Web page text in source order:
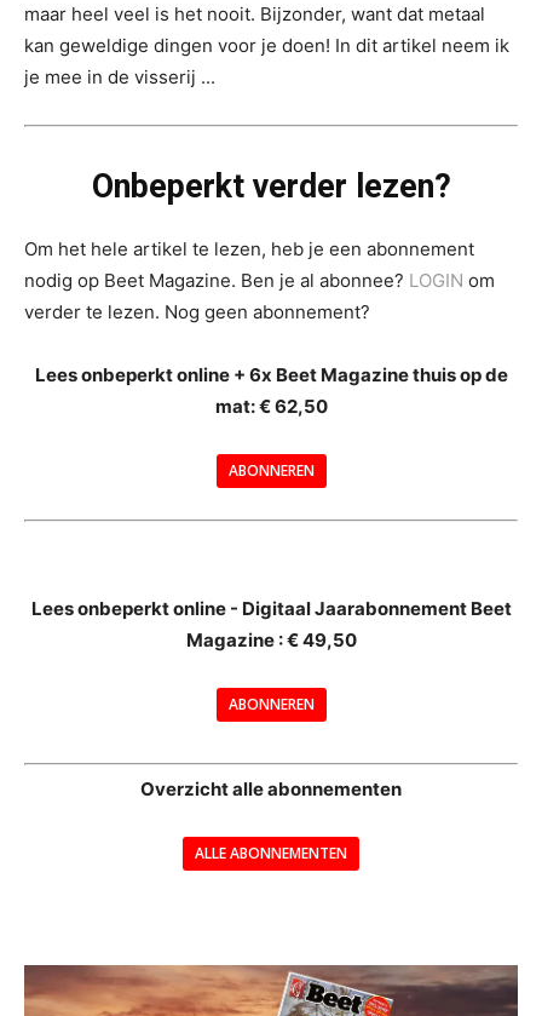
maar heel veel is het nooit. Bijzonder, want dat metaal
kan geweldige dingen voor je doen! In dit artikel neem ik
je mee in de visserij ...
Onbeperkt verder lezen?
Om het hele artikel te lezen, heb je een abonnement
nodig op Beet Magazine. Ben je al abonnee? LOGIN om
verder te lezen. Nog geen abonnement?
Lees onbeperkt online + 6x Beet Magazine thuis op de
mat: € 62,50
ABONNEREN
Lees onbeperkt online - Digitaal Jaarabonnement Beet
Magazine : € 49,50
ABONNEREN
Overzicht alle abonnementen
ALLE ABONNEMENTEN